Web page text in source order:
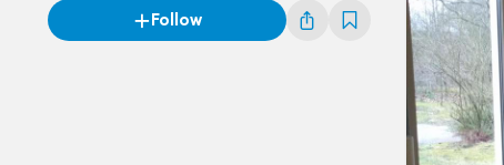
Follow